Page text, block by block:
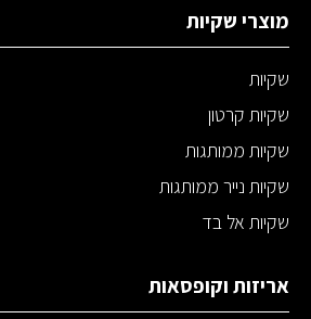
מוצרי שקיות
שקיות
שקיות קרטון
שקיות ממותגות
שקיות נייר ממותגות
שקיות אל בד
אריזות וקופסאות